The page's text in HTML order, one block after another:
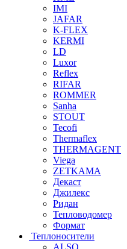
IMI
JAFAR
K-FLEX
KERMI
LD
Luxor
Reflex
RIFAR
ROMMER
Sanha
STOUT
Tecofi
Thermaflex
THERMAGENT
Viega
ZETKAMA
Декаст
Джилекс
Ридан
Тепловодомер
Формат
Теплоносители
ALSO